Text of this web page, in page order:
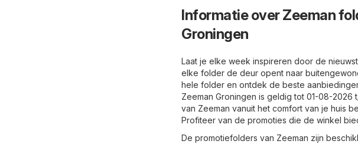
Informatie over Zeeman
Groningen
Laat je elke week inspireren door de
elke folder de deur opent naar
hele folder en ontdek de beste
Zeeman Groningen is geldig tot 01-08-
van Zeeman vanuit het comfort van je huis
Profiteer van de promoties die de winkel
De promotiefolders van Zeeman zijn